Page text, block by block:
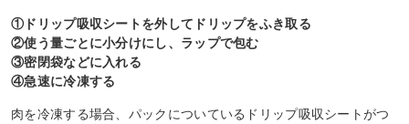
①ドリップ吸収シートを外してドリップをふき取る
②使う量ごとに小分けにし、ラップで包む
③密閉袋などに入れる
④急速に冷凍する
肉を冷凍する場合、パックについているドリップ吸収シートがつ